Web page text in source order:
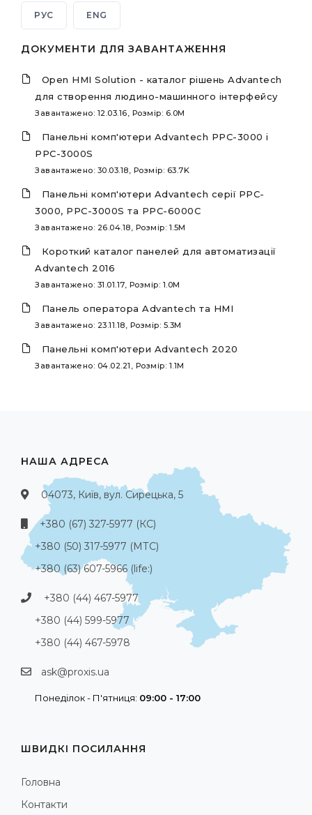
РУС ENG
ДОКУМЕНТИ ДЛЯ ЗАВАНТАЖЕННЯ
Open HMI Solution - каталог рішень Advantech
для створення людино-машинного інтерфейсу
Завантажено: 12.03.16, Розмір: 6.0M
Панельні комп'ютери Advantech PPC-3000 і
PPC-3000S
Завантажено: 30.03.18, Розмір: 63.7K
Панельні комп'ютери Advantech серії PPC-
3000, PPC-3000S та PPC-6000C
Завантажено: 26.04.18, Розмір: 1.5M
Короткий каталог панелей для автоматизації
Advantech 2016
Завантажено: 31.01.17, Розмір: 1.0M
Панель оператора Advantech та HMI
Завантажено: 23.11.18, Розмір: 5.3M
Панельні комп'ютери Advantech 2020
Завантажено: 04.02.21, Розмір: 1.1M
НАША АДРЕСА
04073, Київ, вул. Сирецька, 5
+380 (67) 327-5977 (КС)
+380 (50) 317-5977 (МТС)
+380 (63) 607-5966 (life:)
+380 (44) 467-5977
+380 (44) 599-5977
+380 (44) 467-5978
ask@proxis.ua
Понеділок - П'ятниця: 09:00 - 17:00
ШВИДКІ ПОСИЛАННЯ
Головна
Контакти